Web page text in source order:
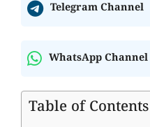
Telegram Channel
WhatsApp Channel
Table of Contents